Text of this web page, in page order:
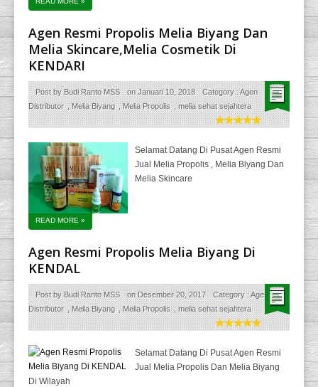
Agen Resmi Propolis Melia Biyang Dan
Melia Skincare,Melia Cosmetik Di
KENDARI
Post byBudi Ranto MSS onJanuari 10, 2018 Category :Agen
Distributor ,Melia Biyang ,Melia Propolis ,melia sehat sejahtera
Selamat Datang Di Pusat Agen Resmi
Jual Melia Propolis , Melia Biyang Dan
Melia Skincare
READ MORE »
Agen Resmi Propolis Melia Biyang Di
KENDAL
Post byBudi Ranto MSS onDesember 20, 2017 Category :Agen
Distributor ,Melia Biyang ,Melia Propolis ,melia sehat sejahtera
Selamat Datang Di Pusat Agen Resmi
Jual Melia Propolis Dan Melia Biyang
Di Wilayah